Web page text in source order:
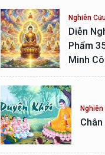
Nghiên
Diễn
Phẩm
Minh
Nghiên